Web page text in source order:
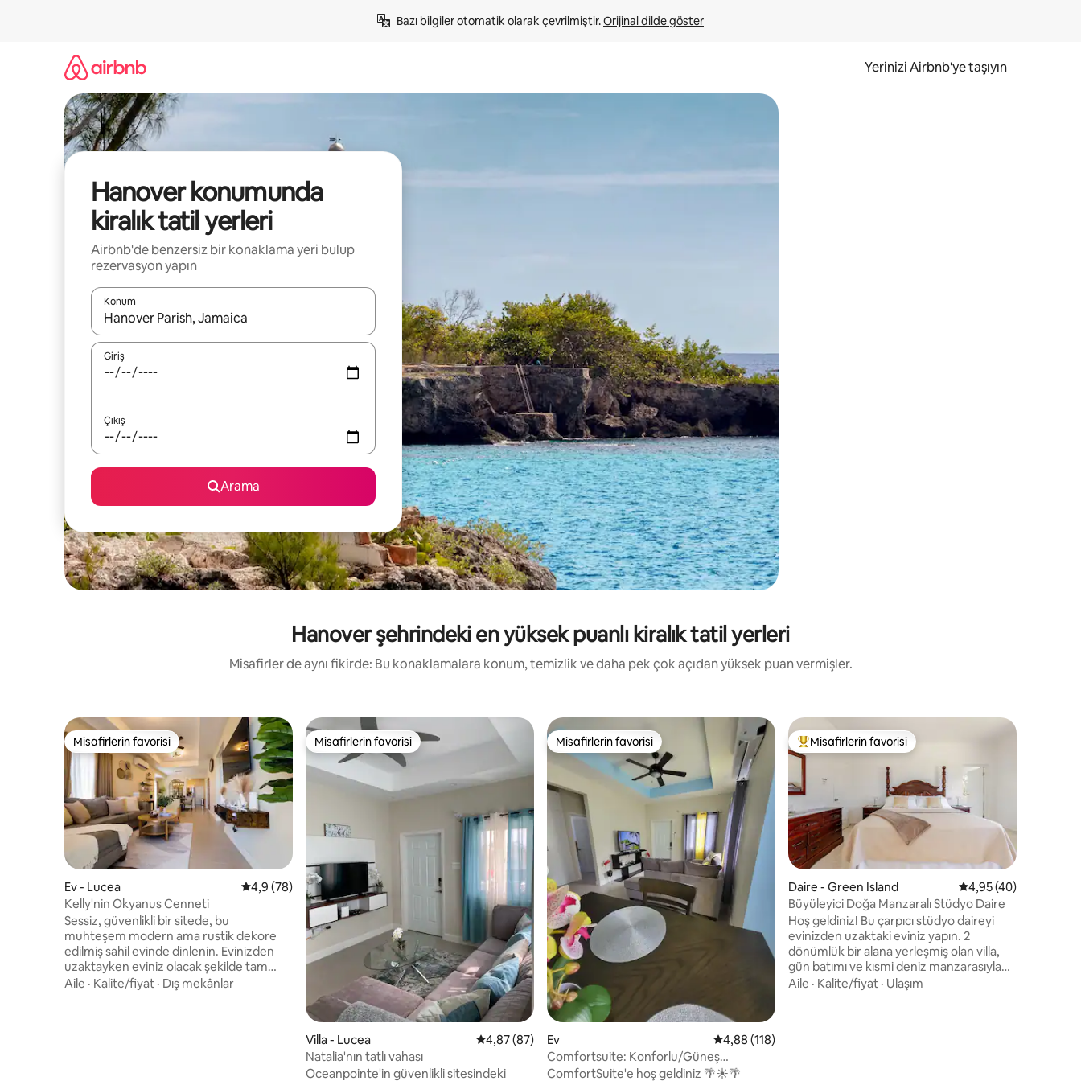
Bazı bilgiler otomatik olarak çevrilmiştir. Orijinal dilde göster
Yerinizi Airbnb'ye taşıyın
Hanover konumunda
kiralık tatil yerleri
Airbnb'de benzersiz bir konaklama yeri bulup
rezervasyon yapın
Konum
Sonuçlar kullanılabilir olduğunda yukarı ve aşağı oklarıyla gezinin veya dokunarak ya da kaydırma hareketleriyle keşfedin.
Giriş
Çıkış
Arama
Hanover şehrindeki en yüksek puanlı kiralık tatil yerleri
Misafirler de aynı fikirde: Bu konaklamalara konum, temizlik ve daha pek çok açıdan yüksek puan vermişler.
Misafirlerin favorisi
Misafirlerin favorisi
Ev - Lucea 5 üzerinden ortalama 4,9 puan, 78 değerlendirme
4,9 (78)
Kelly'nin Okyanus Cenneti
Sessiz, güvenlikli bir sitede, bu
muhteşem modern ama rustik dekore
edilmiş sahil evinde dinlenin. Evinizden
uzaktayken eviniz olacak şekilde tam
donanımlıdır. Evin 3 güzel yatak odası ve 2
Aile · Kalite/fiyat · Dış mekânlar
Misafirlerin favorisi
Misafirlerin favorisi
Villa - Lucea 5 üzerinden ortalama 4,87 puan, 87 değerlendirme
4,87 (87)
Natalia'nın tatlı vahası
Oceanpointe'in güvenlikli sitesindeki
Misafirlerin favorisi
Misafirlerin favorisi
Ev 5 üzerinden ortalama 4,88 puan, 118 değerlendirme
4,88 (118)
Comfortsuite: Konforlu/Güneş
enerjili/Spor salonu/Havuz
ComfortSuite'e hoş geldiniz 🌴☀️🌴
Misafirlerin favorilerinden en beğenilenler arasında
Misafirlerin favorisi
Daire - Green Island 5 üzerinden
4,95 (40)
Büyüleyici Doğa Manzaralı Stüdyo Daire
Hoş geldiniz! Bu çarpıcı stüdyo daireyi
evinizden uzaktaki eviniz yapın. 2
dönümlük bir alana yerleşmiş olan villa,
gün batımı ve kısmi deniz manzarasıyla
yemyeşil doğa ile çevrilidir. Tatil beldesi
Aile · Kalite/fiyat · Ulaşım